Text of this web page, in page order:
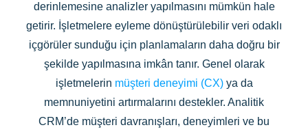
derinlemesine analizler yapılmasını mümkün hale
getirir. İşletmelere eyleme dönüştürülebilir veri odaklı
içgörüler sunduğu için planlamaların daha doğru bir
şekilde yapılmasına imkân tanır. Genel olarak
işletmelerin müşteri deneyimi (CX)ya da
memnuniyetini artırmalarını destekler. Analitik
CRM’de müşteri davranışları, deneyimleri ve bu